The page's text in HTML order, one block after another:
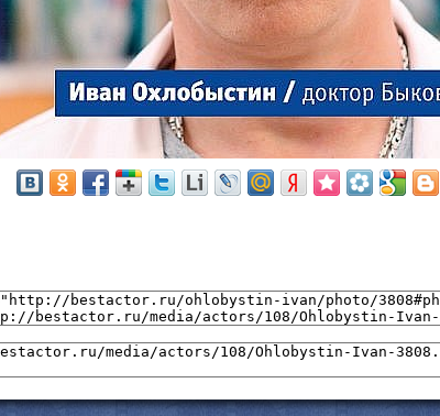
смотреть всё